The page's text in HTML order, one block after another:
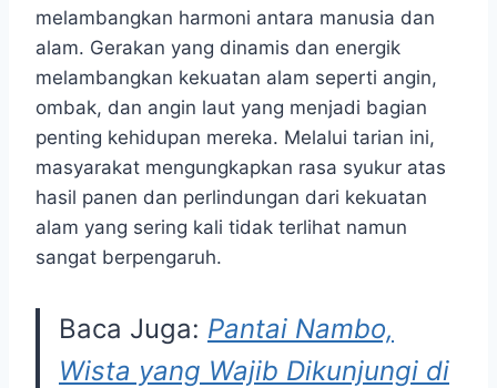
melambangkan harmoni antara manusia dan
alam. Gerakan yang dinamis dan energik
melambangkan kekuatan alam seperti angin,
ombak, dan angin laut yang menjadi bagian
penting kehidupan mereka. Melalui tarian ini,
masyarakat mengungkapkan rasa syukur atas
hasil panen dan perlindungan dari kekuatan
alam yang sering kali tidak terlihat namun
sangat berpengaruh.
Baca Juga: Pantai Nambo,
Wista yang Wajib Dikunjungi di